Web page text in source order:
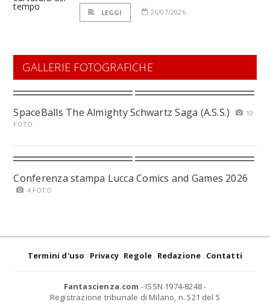
LEGGI 26/07/2026
GALLERIE FOTOGRAFICHE
SpaceBalls The Almighty Schwartz Saga (A.S.S.)
10
FOTO
Conferenza stampa Lucca Comics and Games 2026
4 FOTO
Termini d'uso Privacy Regole Redazione Contatti
Fantascienza.com - ISSN 1974-8248 -
Registrazione tribunale di Milano, n. 521 del 5